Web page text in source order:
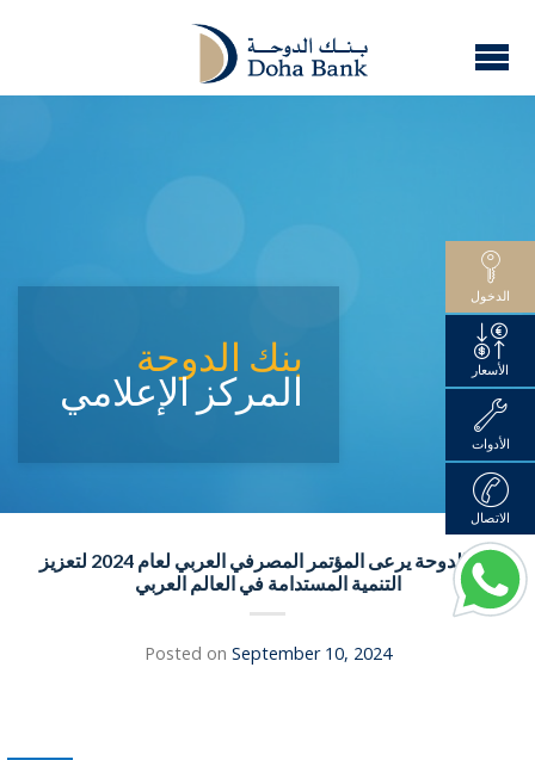
بنك الدوحة
المركز الإعلامي
بنك الدوحة يرعى المؤتمر المصرفي العربي لعام 2024 لتعزيز
التنمية المستدامة في العالم العربي
Posted on September 10, 2024
الدخول
الأسعار
الأدوات
الاتصال